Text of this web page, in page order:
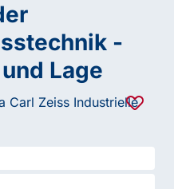
-
Lage
Carl Zeiss Industrielle